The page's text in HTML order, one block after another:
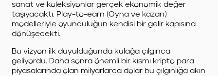
sanat ve koleksiyonlar gerçek ekonomik değer
taşıyacaktı. Play-to-earn (Oyna ve kazan)
modelleriyle oyunculuğun kendisi bir gelir kapısına
dönüşecekti.
Bu vizyon ilk duyulduğunda kulağa çılgınca
geliyordu. Daha sonra önemli bir kısmı kripto para
piyasalarında olan milyarlarca dolar bu çılgınlığa akın